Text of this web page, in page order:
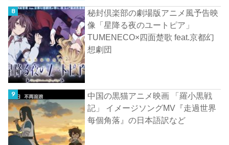
秘封倶楽部の劇場版アニメ風予告映
像「星降る夜のユートピア」
TUMENECO×四面楚歌 feat.京都幻
想劇団
中国の黒猫アニメ映画 「羅小黒戦
記」 イメージソングMV『走過世界
每個角落』の日本語訳など